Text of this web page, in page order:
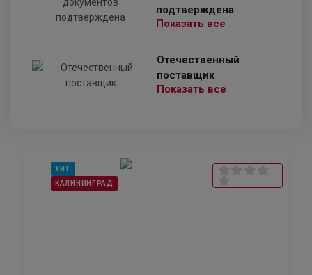
подтверждена
Показать все
Отечественный
поставщик
Показать все
ХИТ
КАЛИНИНГРАД